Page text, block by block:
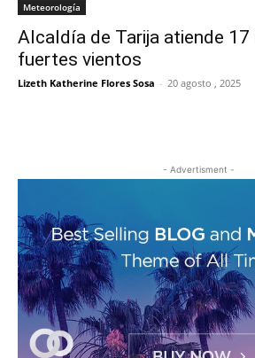
Meteorología
Alcaldía de Tarija atiende
fuertes vientos
Lizeth Katherine Flores Sosa - 20 agosto , 2025
- Advertisment -